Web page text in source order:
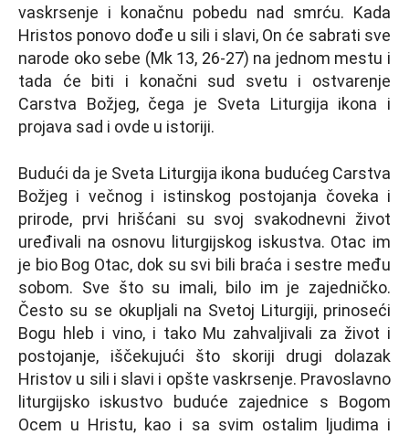
vaskrsenje i konačnu pobedu nad smrću. Kada
Hristos ponovo dođe u sili i slavi, On će sabrati sve
narode oko sebe (Mk 13, 26-27) na jednom mestu i
tada će biti i konačni sud svetu i ostvarenje
Carstva Božjeg, čega je Sveta Liturgija ikona i
projava sad i ovde u istoriji.
Budući da je Sveta Liturgija ikona budućeg Carstva
Božjeg i večnog i istinskog postojanja čoveka i
prirode, prvi hrišćani su svoj svakodnevni život
uređivali na osnovu liturgijskog iskustva. Otac im
je bio Bog Otac, dok su svi bili braća i sestre među
sobom. Sve što su imali, bilo im je zajedničko.
Često su se okuplјali na Svetoj Liturgiji, prinoseći
Bogu hleb i vino, i tako Mu zahvalјivali za život i
postojanje, iščekujući što skoriji drugi dolazak
Hristov u sili i slavi i opšte vaskrsenje. Pravoslavno
liturgijsko iskustvo buduće zajednice s Bogom
Ocem u Hristu, kao i sa svim ostalim lјudima i